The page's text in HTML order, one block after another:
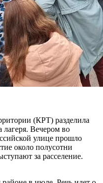
(КРТ) разделила
лагеря. Вечером во
улице прошло
около полусотни
за расселение.